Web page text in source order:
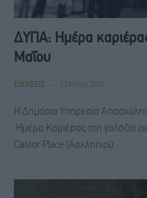
ΔΥΠΑ: Ημέρα καριέρας
Μαΐου
ΕΙΔΉΣΕΙΣ 17 Μαΐου, 2026
Η Δημόσια Υπηρεσία
Ημέρα Καριέρας στη γαλάζια
Castor Place (Ασκληπιού…